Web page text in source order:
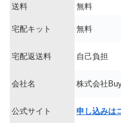
送料 無料
宅配キット 無料
宅配返送料 自己負担
会社名 株式会社
公式サイト 申し込みは